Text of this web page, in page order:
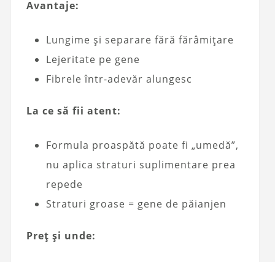
Avantaje:
Lungime și separare fără fărâmițare
Lejeritate pe gene
Fibrele într-adevăr alungesc
La ce să fii atent:
Formula proaspătă poate fi „umedă”,
nu aplica straturi suplimentare prea
repede
Straturi groase = gene de păianjen
Preț și unde: